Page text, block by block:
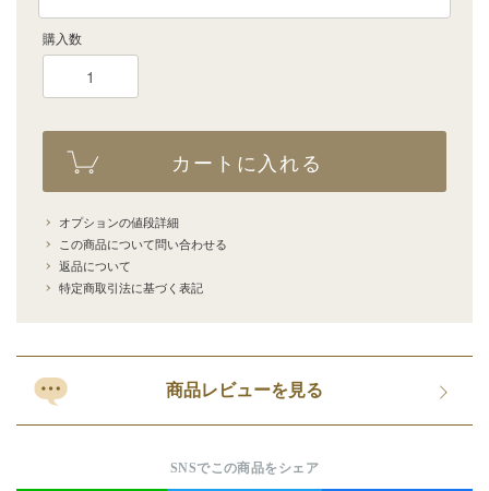
購入数
カートに入れる
オプションの値段詳細
この商品について問い合わせる
返品について
特定商取引法に基づく表記
商品レビューを見る
SNSでこの商品をシェア